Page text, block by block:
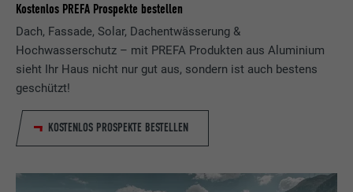
Kostenlos PREFA Prospekte bestellen
Dach, Fassade, Solar, Dachentwässerung &
Hochwasserschutz – mit PREFA Produkten aus Aluminium
sieht Ihr Haus nicht nur gut aus, sondern ist auch bestens
geschützt!
KOSTENLOS PROSPEKTE BESTELLEN